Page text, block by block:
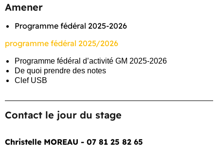
Amener
Programme fédéral 2025-2026
programme fédéral 2025/2026
Programme fédéral d’activité GM 2025-2026
De quoi prendre des notes
Clef USB
Contact le jour du stage
Christelle MOREAU - 07 81 25 82 65